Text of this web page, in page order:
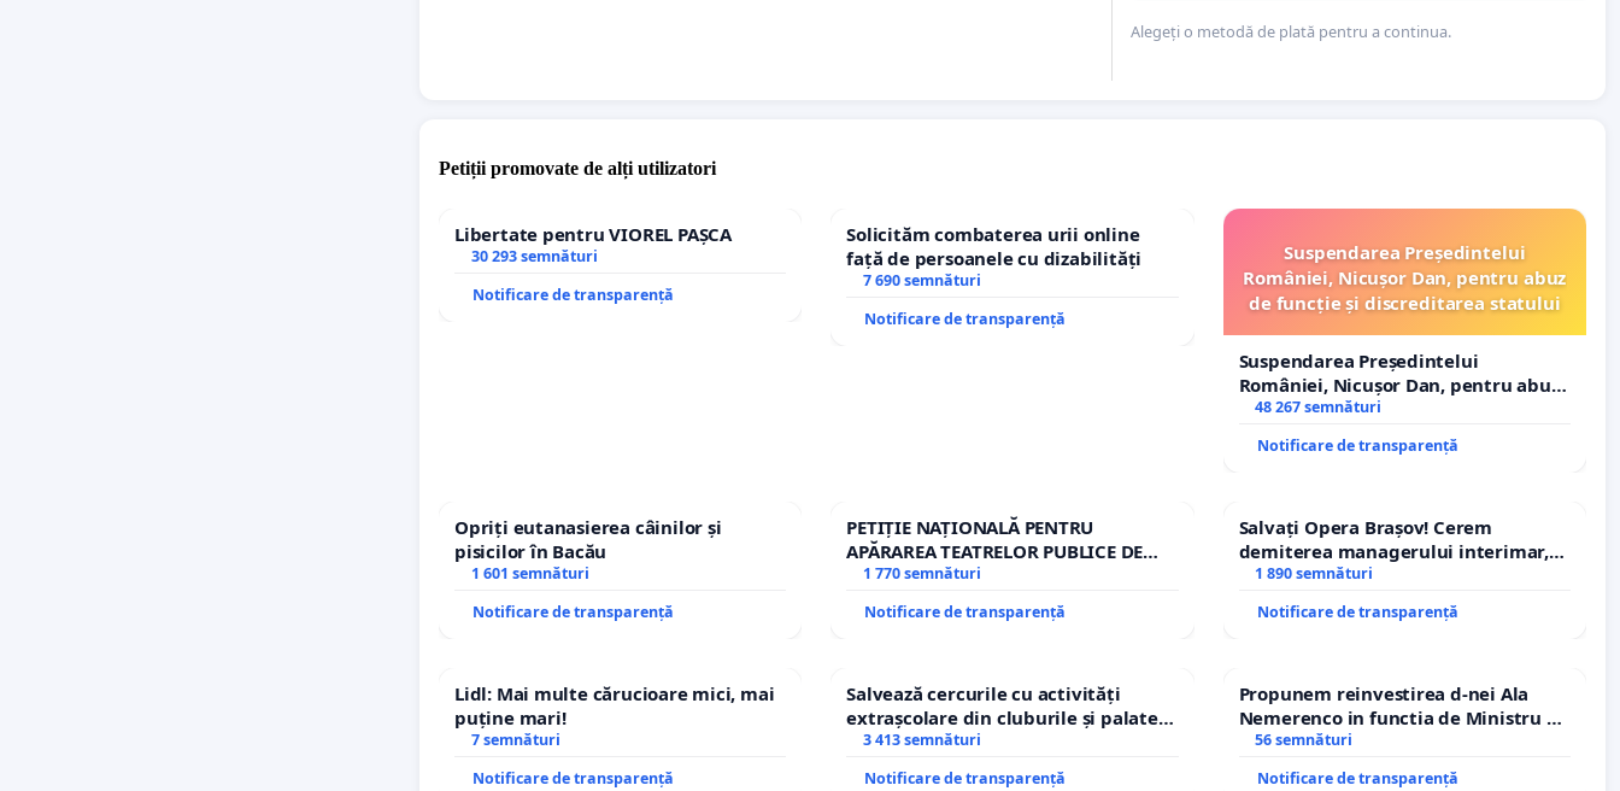
Alegeți o metodă de plată pentru a continua.
Petiții promovate de alți utilizatori
Libertate pentru VIOREL PAȘCA
30 293 semnături
Notificare de transparență
Solicităm combaterea urii online
față de persoanele cu dizabilități
7 690 semnături
Notificare de transparență
Suspendarea Președintelui
României, Nicușor Dan, pentru abuz
de funcție și discreditarea statului
Suspendarea Președintelui
României, Nicușor Dan, pentru abuz
de funcție și discreditarea statului
48 267 semnături
Notificare de transparență
Opriți eutanasierea câinilor și
pisicilor în Bacău
1 601 semnături
Notificare de transparență
PETIȚIE NAȚIONALĂ PENTRU
APĂRAREA TEATRELOR PUBLICE DE
REPERTORIU DIN ROMÂNIA
1 770 semnături
Notificare de transparență
Salvați Opera Brașov! Cerem
demiterea managerului interimar,
Petrean Lucian-Marius!
1 890 semnături
Notificare de transparență
Lidl: Mai multe cărucioare mici, mai
puține mari!
7 semnături
Notificare de transparență
Salvează cercurile cu activități
extrașcolare din cluburile și palatele
copiilor
3 413 semnături
Notificare de transparență
Propunem reinvestirea d-nei Ala
Nemerenco in functia de Ministru al
Sanatatii
56 semnături
Notificare de transparență